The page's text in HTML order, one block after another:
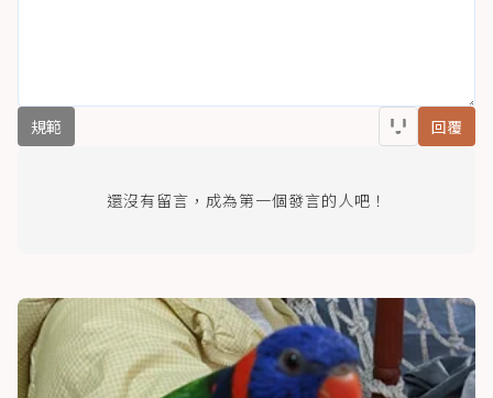
規範 回覆
還沒有留言，成為第一個發言的人吧！